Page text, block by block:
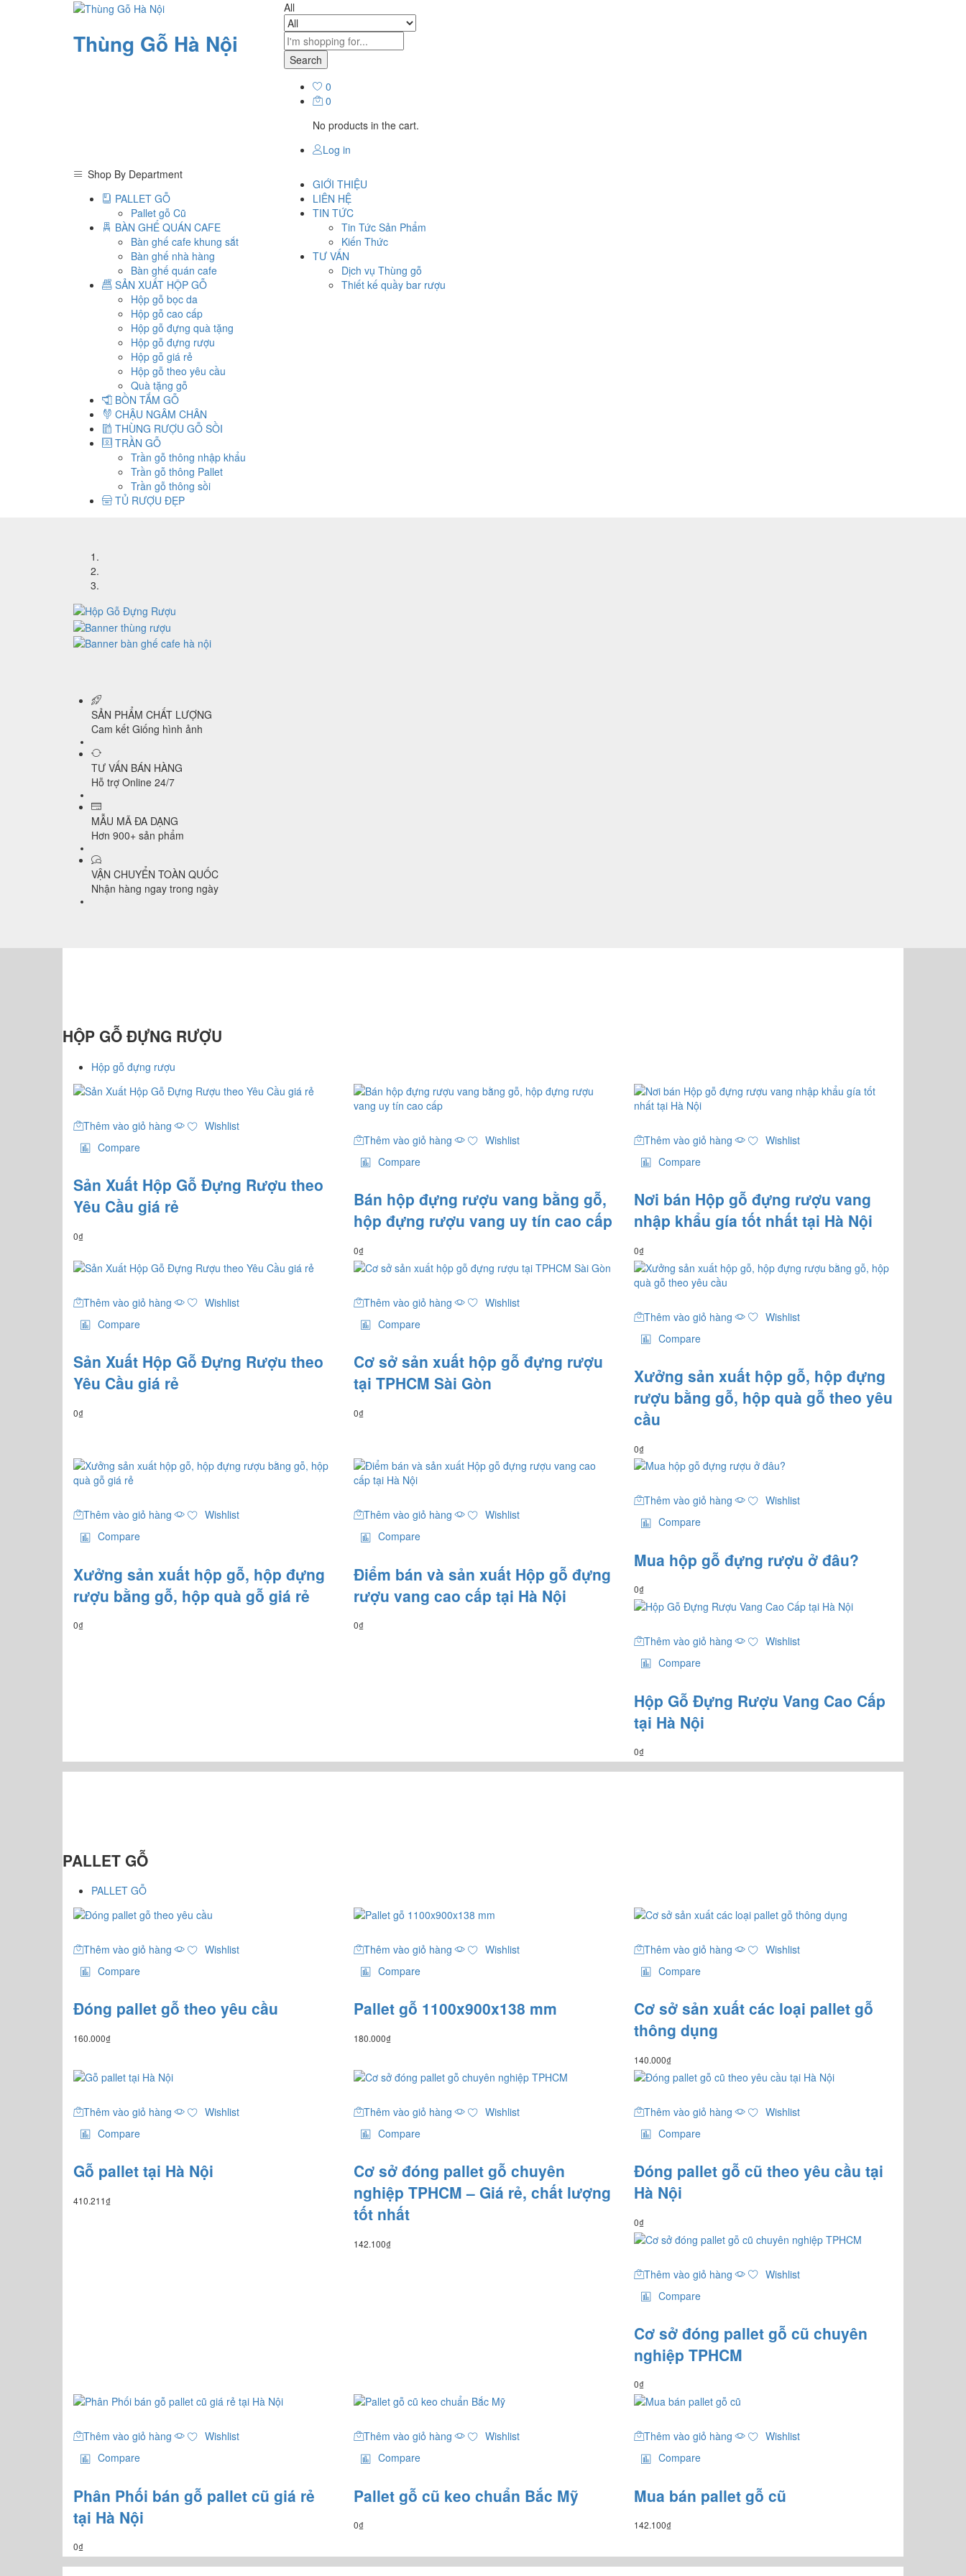
Thùng Gỗ Hà Nội
All
Search
0
0
No products in the cart.
Log in
Shop By Department
PALLET GỖ
Pallet gỗ Cũ
BÀN GHẾ QUÁN CAFE
Bàn ghế cafe khung sắt
Bàn ghế nhà hàng
Bàn ghế quán cafe
SẢN XUẤT HỘP GỖ
Hộp gỗ bọc da
Hộp gỗ cao cấp
Hộp gỗ đựng quà tặng
Hộp gỗ đựng rượu
Hộp gỗ giá rẻ
Hộp gỗ theo yêu cầu
Quà tặng gỗ
BỒN TẮM GỖ
CHẬU NGÂM CHÂN
THÙNG RƯỢU GỖ SỒI
TRẦN GỖ
Trần gỗ thông nhập khẩu
Trần gỗ thông Pallet
Trần gỗ thông sồi
TỦ RƯỢU ĐẸP
GIỚI THIỆU
LIÊN HỆ
TIN TỨC
Tin Tức Sản Phẩm
Kiến Thức
TƯ VẤN
Dịch vụ Thùng gỗ
Thiết kế quầy bar rượu
SẢN PHẨM CHẤT LƯỢNG
Cam kết Giống hình ảnh
TƯ VẤN BÁN HÀNG
Hỗ trợ Online 24/7
MẪU MÃ ĐA DẠNG
Hơn 900+ sản phẩm
VẬN CHUYỂN TOÀN QUỐC
Nhận hàng ngay trong ngày
HỘP GỖ ĐỰNG RƯỢU
Hộp gỗ đựng rượu
Thêm vào giỏ hàng
Wishlist
Compare
Sản Xuất Hộp Gỗ Đựng Rượu theo
Yêu Cầu giá rẻ
0₫
Thêm vào giỏ hàng
Wishlist
Compare
Bán hộp đựng rượu vang bằng gỗ,
hộp đựng rượu vang uy tín cao cấp
0₫
Thêm vào giỏ hàng
Wishlist
Compare
Nơi bán Hộp gỗ đựng rượu vang
nhập khẩu gía tốt nhất tại Hà Nội
0₫
Thêm vào giỏ hàng
Wishlist
Compare
Sản Xuất Hộp Gỗ Đựng Rượu theo
Yêu Cầu giá rẻ
0₫
Thêm vào giỏ hàng
Wishlist
Compare
Cơ sở sản xuất hộp gỗ đựng rượu
tại TPHCM Sài Gòn
0₫
Thêm vào giỏ hàng
Wishlist
Compare
Xưởng sản xuất hộp gỗ, hộp đựng
rượu bằng gỗ, hộp quà gỗ theo yêu
cầu
0₫
Thêm vào giỏ hàng
Wishlist
Compare
Xưởng sản xuất hộp gỗ, hộp đựng
rượu bằng gỗ, hộp quà gỗ giá rẻ
0₫
Thêm vào giỏ hàng
Wishlist
Compare
Điểm bán và sản xuất Hộp gỗ đựng
rượu vang cao cấp tại Hà Nội
0₫
Thêm vào giỏ hàng
Wishlist
Compare
Mua hộp gỗ đựng rượu ở đâu?
0₫
Thêm vào giỏ hàng
Wishlist
Compare
Hộp Gỗ Đựng Rượu Vang Cao Cấp
tại Hà Nội
0₫
PALLET GỖ
PALLET GỖ
Thêm vào giỏ hàng
Wishlist
Compare
Đóng pallet gỗ theo yêu cầu
160.000₫
Thêm vào giỏ hàng
Wishlist
Compare
Pallet gỗ 1100x900x138 mm
180.000₫
Thêm vào giỏ hàng
Wishlist
Compare
Cơ sở sản xuất các loại pallet gỗ
thông dụng
140.000₫
Thêm vào giỏ hàng
Wishlist
Compare
Gỗ pallet tại Hà Nội
410.211₫
Thêm vào giỏ hàng
Wishlist
Compare
Cơ sở đóng pallet gỗ chuyên
nghiệp TPHCM – Giá rẻ, chất lượng
tốt nhất
142.100₫
Thêm vào giỏ hàng
Wishlist
Compare
Đóng pallet gỗ cũ theo yêu cầu tại
Hà Nội
0₫
Thêm vào giỏ hàng
Wishlist
Compare
Cơ sở đóng pallet gỗ cũ chuyên
nghiệp TPHCM
0₫
Thêm vào giỏ hàng
Wishlist
Compare
Phân Phối bán gỗ pallet cũ giá rẻ
tại Hà Nội
0₫
Thêm vào giỏ hàng
Wishlist
Compare
Pallet gỗ cũ keo chuẩn Bắc Mỹ
0₫
Thêm vào giỏ hàng
Wishlist
Compare
Mua bán pallet gỗ cũ
142.100₫